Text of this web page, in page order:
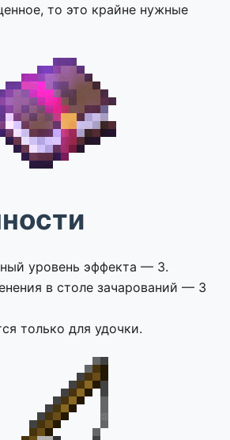
то это крайне нужные
уровень эффекта — 3.
в столе зачарований — 3
только для удочки.